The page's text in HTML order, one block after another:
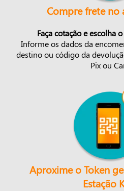
Compre frete no
Faça cotação e escolha
Informe os dados da
destino ou código da
Pix ou
Aproxime o Token
Estação